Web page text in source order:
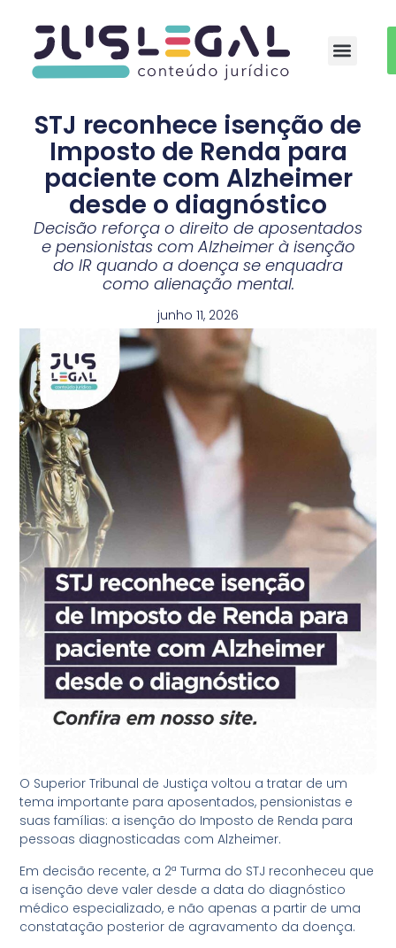
STJ reconhece isenção de
Imposto de Renda para
paciente com Alzheimer
desde o diagnóstico
Decisão reforça o direito de aposentados
e pensionistas com Alzheimer à isenção
do IR quando a doença se enquadra
como alienação mental.
junho 11, 2026
O Superior Tribunal de Justiça voltou a tratar de um
tema importante para aposentados, pensionistas e
suas famílias: a isenção do Imposto de Renda para
pessoas diagnosticadas com Alzheimer.
Em decisão recente, a 2ª Turma do STJ reconheceu que
a isenção deve valer desde a data do diagnóstico
médico especializado, e não apenas a partir de uma
constatação posterior de agravamento da doença.